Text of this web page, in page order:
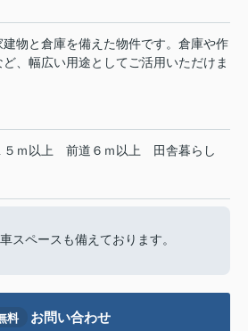
物と倉庫を備えた物件です。倉庫や作
、幅広い用途としてご活用いただけま
ｍ以上 前道６ｍ以上 田舎暮らし
スペースも備えております。
料 お問い合わせ